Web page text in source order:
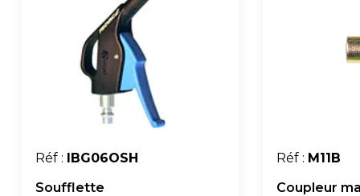
Réf : IBG06OSH
Soufflette
Réf : M11B
Coupleur